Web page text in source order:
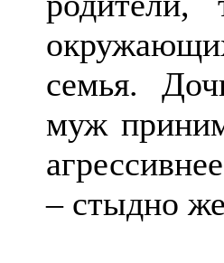
семья.
муж
– стыдно